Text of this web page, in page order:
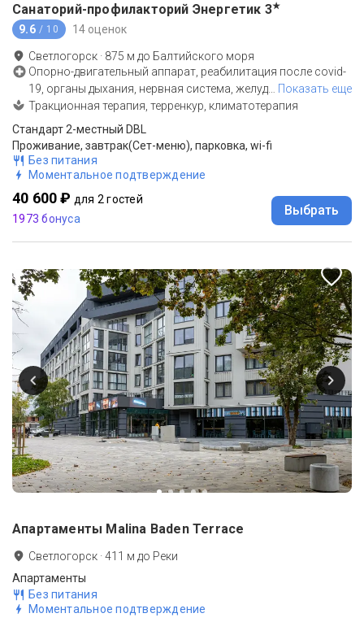
Санаторий-профилакторий Энергетик 3★
9.6 / 10 14 оценок
Светлогорск · 875 м до Балтийского моря
Опорно-двигательный аппарат, реабилитация после covid-
19, органы дыхания, нервная система, желуд
Показать еще
Тракционная терапия, терренкур, климатотерапия
Стандарт 2-местный DBL
Проживание, завтрак(Сет-меню), парковка, wi-fi
Без питания
Моментальное подтверждение
40 600 ₽ для 2 гостей
1973 бонуса
Выбрать
Апартаменты Malina Baden Terrace
Светлогорск ·411 м до Реки
Апартаменты
Без питания
Моментальное подтверждение